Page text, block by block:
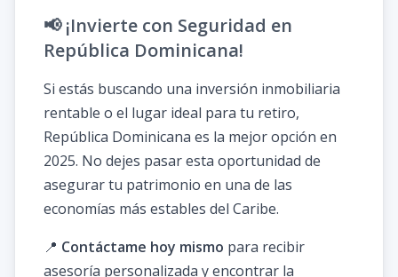
📢 ¡Invierte con Seguridad en
República Dominicana!
Si estás buscando una inversión inmobiliaria
rentable o el lugar ideal para tu retiro,
República Dominicana es la mejor opción en
2025. No dejes pasar esta oportunidad de
asegurar tu patrimonio en una de las
economías más estables del Caribe.
📍 Contáctame hoy mismo para recibir
asesoría personalizada y encontrar la